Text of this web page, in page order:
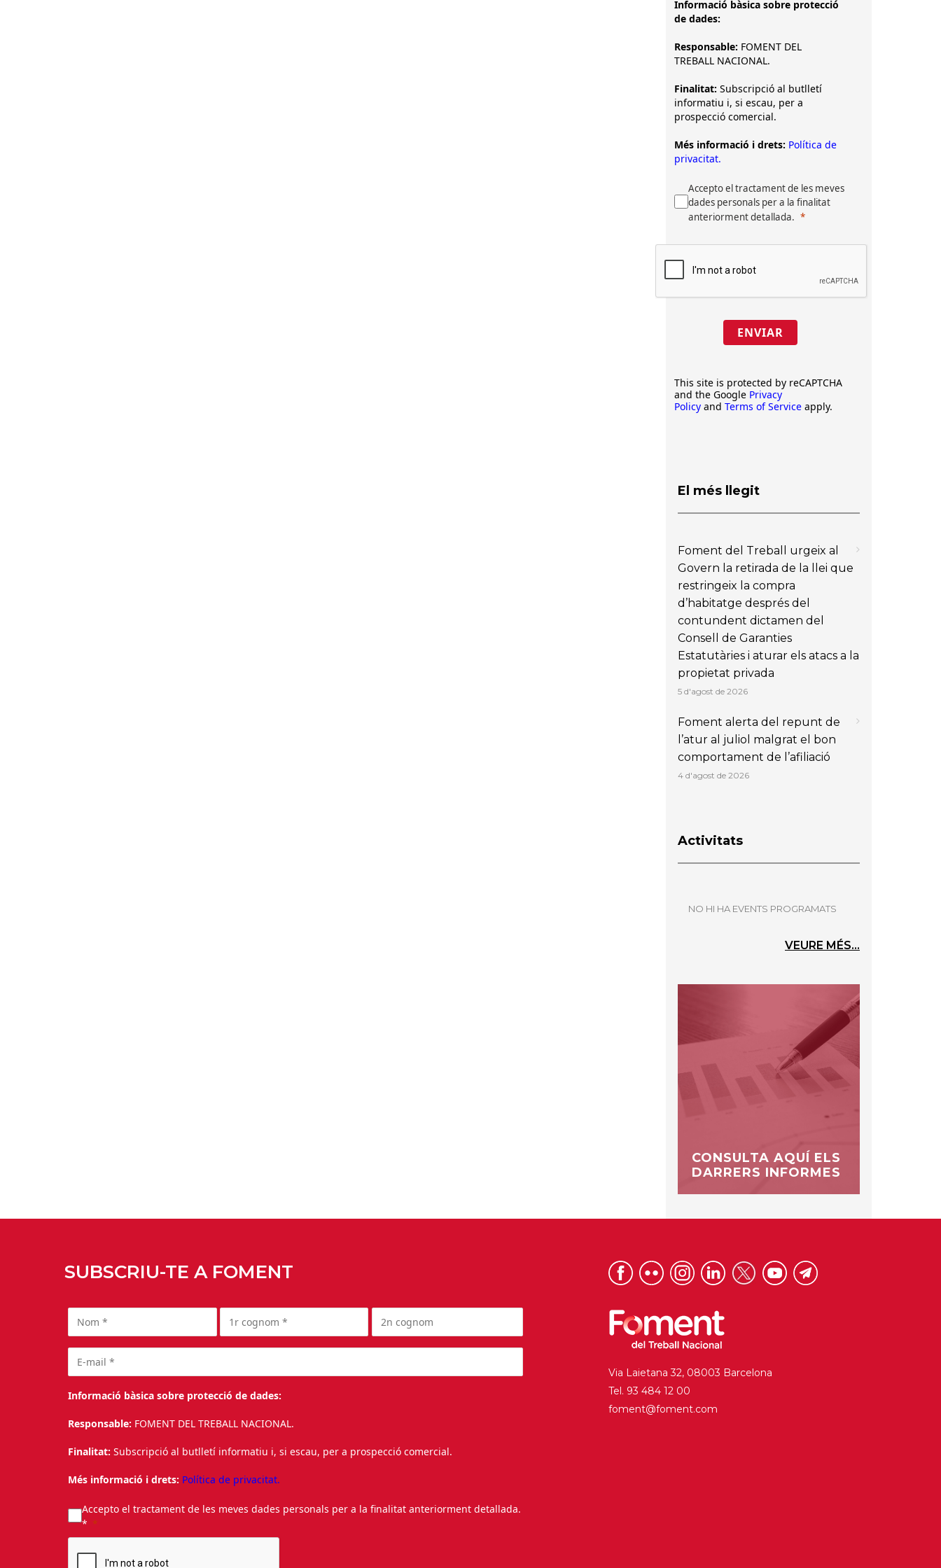
Informació bàsica sobre protecció
de dades:
Responsable: FOMENT DEL
TREBALL NACIONAL.
Finalitat: Subscripció al butlletí
informatiu i, si escau, per a
prospecció comercial.
Més informació i drets: Política de
privacitat.
Accepto el tractament de les meves
dades personals per a la finalitat
anteriorment detallada.
ENVIAR
This site is protected by reCAPTCHA
and the Google Privacy
Policy and Terms of Service apply.
El més llegit
Foment del Treball urgeix al
Govern la retirada de la llei que
restringeix la compra
d’habitatge després del
contundent dictamen del
Consell de Garanties
Estatutàries i aturar els atacs a la
propietat privada
5 d'agost de 2026
Foment alerta del repunt de
l’atur al juliol malgrat el bon
comportament de l’afiliació
4 d'agost de 2026
Activitats
NO HI HA EVENTS PROGRAMATS
VEURE MÉS...
CONSULTA AQUÍ ELS
DARRERS INFORMES
SUBSCRIU-TE A FOMENT
Informació bàsica sobre protecció de dades:
Responsable: FOMENT DEL TREBALL NACIONAL.
Finalitat: Subscripció al butlletí informatiu i, si escau, per a prospecció comercial.
Més informació i drets: Política de privacitat.
Accepto el tractament de les meves dades personals per a la finalitat anteriorment detallada.
*
Via Laietana 32, 08003 Barcelona
Tel. 93 484 12 00
foment@foment.com